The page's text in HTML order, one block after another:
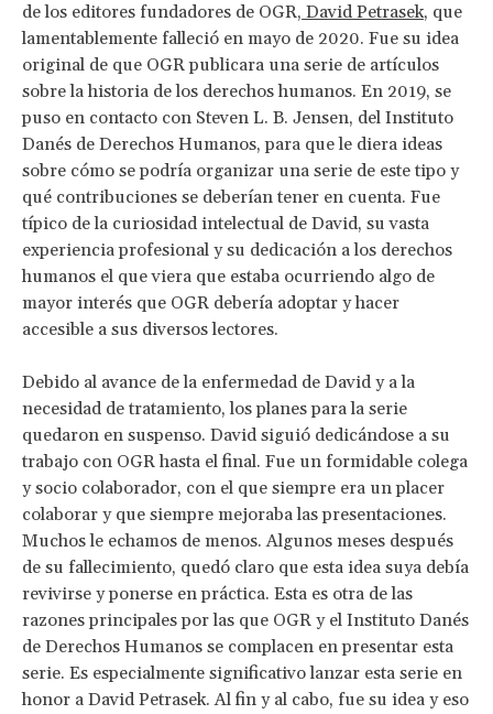
de los editores fundadores de OGR, David Petrasek, que
lamentablemente falleció en mayo de 2020. Fue su idea
original de que OGR publicara una serie de artículos
sobre la historia de los derechos humanos. En 2019, se
puso en contacto con Steven L. B. Jensen, del Instituto
Danés de Derechos Humanos, para que le diera ideas
sobre cómo se podría organizar una serie de este tipo y
qué contribuciones se deberían tener en cuenta. Fue
típico de la curiosidad intelectual de David, su vasta
experiencia profesional y su dedicación a los derechos
humanos el que viera que estaba ocurriendo algo de
mayor interés que OGR debería adoptar y hacer
accesible a sus diversos lectores.
Debido al avance de la enfermedad de David y a la
necesidad de tratamiento, los planes para la serie
quedaron en suspenso. David siguió dedicándose a su
trabajo con OGR hasta el final. Fue un formidable colega
y socio colaborador, con el que siempre era un placer
colaborar y que siempre mejoraba las presentaciones.
Muchos le echamos de menos. Algunos meses después
de su fallecimiento, quedó claro que esta idea suya debía
revivirse y ponerse en práctica. Esta es otra de las
razones principales por las que OGR y el Instituto Danés
de Derechos Humanos se complacen en presentar esta
serie. Es especialmente significativo lanzar esta serie en
honor a David Petrasek. Al fin y al cabo, fue su idea y eso